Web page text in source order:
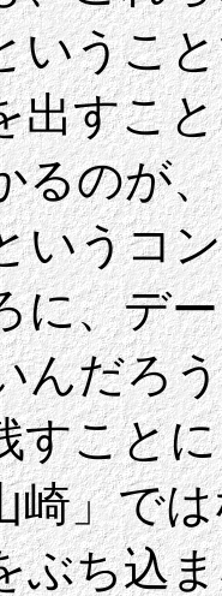
いうこ
出すこ
るのが
いうコ
に、デ
んだろ
すこと
崎」で
ぶち込